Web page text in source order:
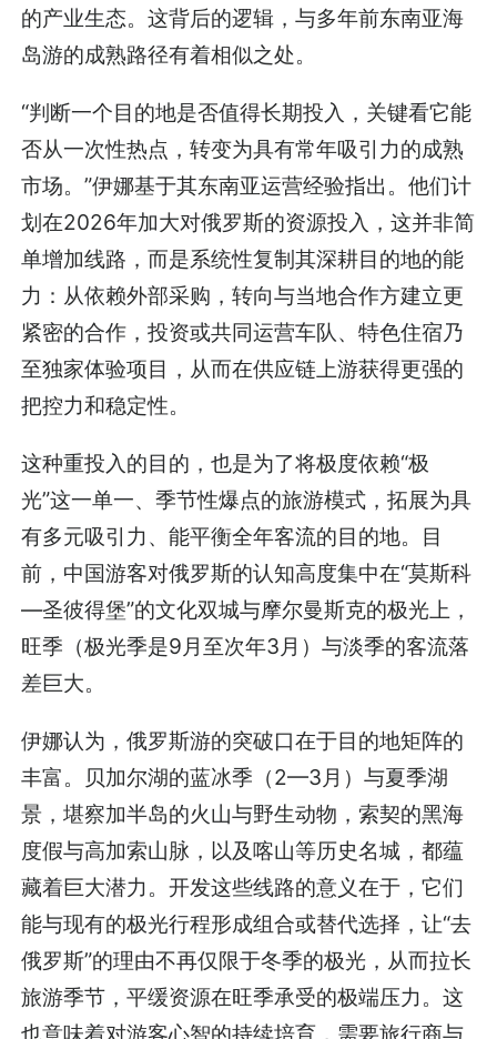
的产业生态。这背后的逻辑，与多年前东南亚海
岛游的成熟路径有着相似之处。
“判断一个目的地是否值得长期投入，关键看它能
否从一次性热点，转变为具有常年吸引力的成熟
市场。”伊娜基于其东南亚运营经验指出。他们计
划在2026年加大对俄罗斯的资源投入，这并非简
单增加线路，而是系统性复制其深耕目的地的能
力：从依赖外部采购，转向与当地合作方建立更
紧密的合作，投资或共同运营车队、特色住宿乃
至独家体验项目，从而在供应链上游获得更强的
把控力和稳定性。
这种重投入的目的，也是为了将极度依赖“极
光”这一单一、季节性爆点的旅游模式，拓展为具
有多元吸引力、能平衡全年客流的目的地。目
前，中国游客对俄罗斯的认知高度集中在“莫斯科
—圣彼得堡”的文化双城与摩尔曼斯克的极光上，
旺季（极光季是9月至次年3月）与淡季的客流落
差巨大。
伊娜认为，俄罗斯游的突破口在于目的地矩阵的
丰富。贝加尔湖的蓝冰季（2—3月）与夏季湖
景，堪察加半岛的火山与野生动物，索契的黑海
度假与高加索山脉，以及喀山等历史名城，都蕴
藏着巨大潜力。开发这些线路的意义在于，它们
能与现有的极光行程形成组合或替代选择，让“去
俄罗斯”的理由不再仅限于冬季的极光，从而拉长
旅游季节，平缓资源在旺季承受的极端压力。这